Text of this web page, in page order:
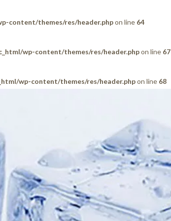
content/themes/res/header.phpon line 64
wp-content/themes/res/header.phpon line 67
wp-content/themes/res/header.phpon line 68